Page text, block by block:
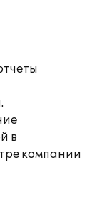
в
компании